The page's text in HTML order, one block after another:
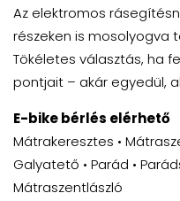
Az elektromos
részeken is mosolyogva
Tökéletes választás, ha
pontjait – akár egyedül,
E-bike bérlés elérhető
Mátrakeresztes •
Galyatető • Parád •
Mátraszentlászló